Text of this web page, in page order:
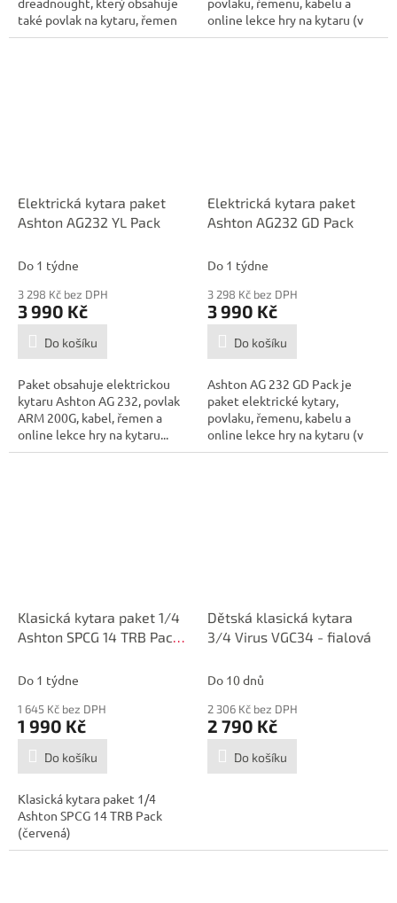
také povlak na kytaru, řemen
a...
online lekce hry na kytaru (v
anglickém...
Elektrická kytara paket
Ashton AG232 YL Pack
Do 1 týdne
3 298 Kč bez DPH
3 990 Kč
Do košíku
Paket obsahuje elektrickou
kytaru Ashton AG 232, povlak
ARM 200G, kabel, řemen a
online lekce hry na kytaru...
Elektrická kytara paket
Ashton AG232 GD Pack
Do 1 týdne
3 298 Kč bez DPH
3 990 Kč
Do košíku
Ashton AG 232 GD Pack je
paket elektrické kytary,
povlaku, řemenu, kabelu a
online lekce hry na kytaru (v
anglickém...
Klasická kytara paket 1/4
Ashton SPCG 14 TRB Pack
Do 1 týdne
1 645 Kč bez DPH
1 990 Kč
Do košíku
Klasická kytara paket 1/4
Ashton SPCG 14 TRB Pack
(červená)
Dětská klasická kytara
3/4 Virus VGC34 - fialová
Do 10 dnů
2 306 Kč bez DPH
2 790 Kč
Do košíku